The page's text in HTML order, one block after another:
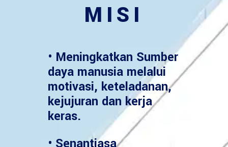
MISI
• Meningkatkan Sumber
daya manusia melalui
motivasi, keteladanan,
kejujuran dan kerja
keras.